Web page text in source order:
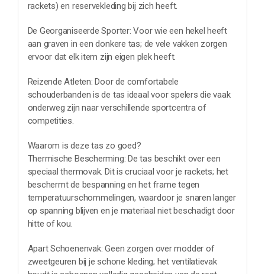
rackets) en reservekleding bij zich heeft.
De Georganiseerde Sporter: Voor wie een hekel heeft
aan graven in een donkere tas; de vele vakken zorgen
ervoor dat elk item zijn eigen plek heeft.
Reizende Atleten: Door de comfortabele
schouderbanden is de tas ideaal voor spelers die vaak
onderweg zijn naar verschillende sportcentra of
competities.
Waarom is deze tas zo goed?
Thermische Bescherming: De tas beschikt over een
speciaal thermovak. Dit is cruciaal voor je rackets; het
beschermt de bespanning en het frame tegen
temperatuurschommelingen, waardoor je snaren langer
op spanning blijven en je materiaal niet beschadigt door
hitte of kou.
Apart Schoenenvak: Geen zorgen over modder of
zweetgeuren bij je schone kleding; het ventilatievak